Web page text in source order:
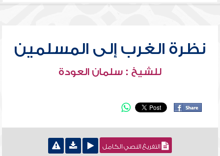
نظرة الغرب إلى المسلمين
للشيخ : سلمان العودة
التفريغ النصي الكامل